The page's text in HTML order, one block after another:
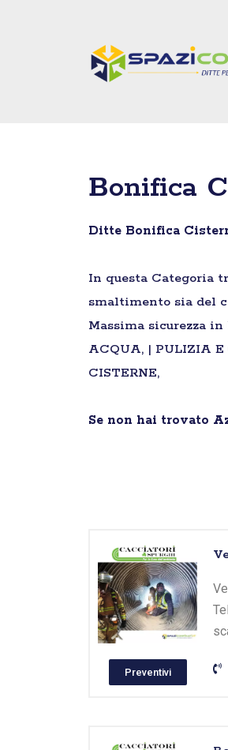
Bonifica
Ditte Bonifica
In questa Categoria
smaltimento sia del
Massima sicurezza
ACQUA, | PULIZIA
CISTERNE,
Se non hai trovato
Preventivi